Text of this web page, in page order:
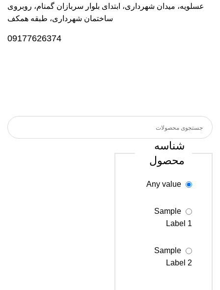
عسلویه، میدان شهرداری، ابتدای بلوار سربازان گمنام، روبروی
ساختمان شهرداری، طبقه همکف
09177626374
شناسه
محصول
Sample
Label 1
Sample
Label 2